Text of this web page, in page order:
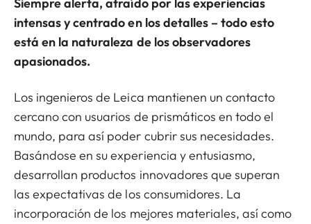
Siempre alerta, atraído por las experiencias
intensas y centrado en los detalles – todo esto
está en la naturaleza de los observadores
apasionados.
Los ingenieros de Leica mantienen un contacto
cercano con usuarios de prismáticos en todo el
mundo, para así poder cubrir sus necesidades.
Basándose en su experiencia y entusiasmo,
desarrollan productos innovadores que superan
las expectativas de los consumidores. La
incorporación de los mejores materiales, así como